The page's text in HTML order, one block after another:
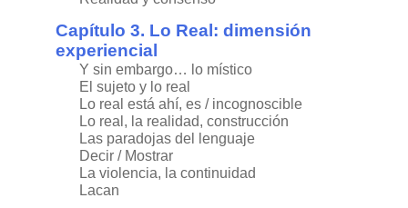
Capítulo 3. Lo Real: dimensión
experiencial
Y sin embargo… lo místico
El sujeto y lo real
Lo real está ahí, es / incognoscible
Lo real, la realidad, construcción
Las paradojas del lenguaje
Decir / Mostrar
La violencia, la continuidad
Lacan